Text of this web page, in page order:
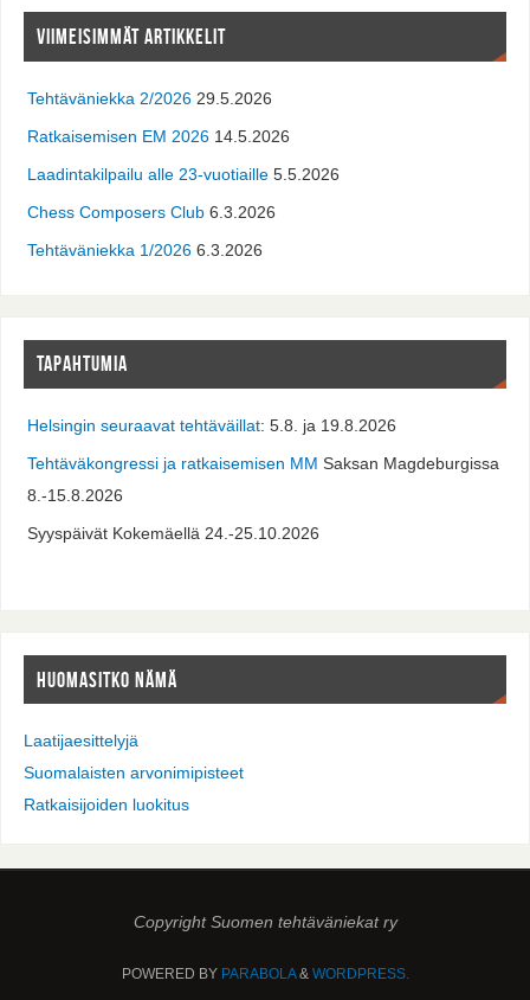
VIIMEISIMMÄT ARTIKKELIT
Tehtäväniekka 2/2026 29.5.2026
Ratkaisemisen EM 2026 14.5.2026
Laadintakilpailu alle 23-vuotiaille 5.5.2026
Chess Composers Club 6.3.2026
Tehtäväniekka 1/2026 6.3.2026
TAPAHTUMIA
Helsingin seuraavat tehtäväillat: 5.8. ja 19.8.2026
Tehtäväkongressi ja ratkaisemisen MM Saksan Magdeburgissa
8.-15.8.2026
Syyspäivät Kokemäellä 24.-25.10.2026
HUOMASITKO NÄMÄ
Laatijaesittelyjä
Suomalaisten arvonimipisteet
Ratkaisijoiden luokitus
Copyright Suomen tehtäväniekat ry
POWERED BY PARABOLA& WORDPRESS.